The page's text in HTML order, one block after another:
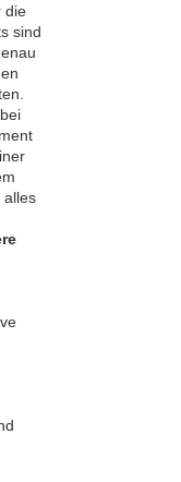
die
sind
alles